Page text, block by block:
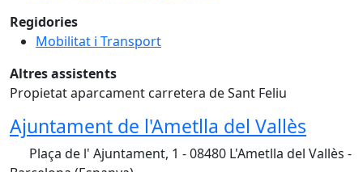
Regidories
Mobilitat i Transport
Altres assistents
Propietat aparcament carretera de Sant Feliu
Ajuntament de l'Ametlla del Vallès
Plaça de l' Ajuntament, 1 - 08480 L'Ametlla del Vallès -